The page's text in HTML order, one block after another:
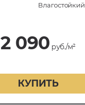
Влагостойкий
2 090 руб./м²
КУПИТЬ